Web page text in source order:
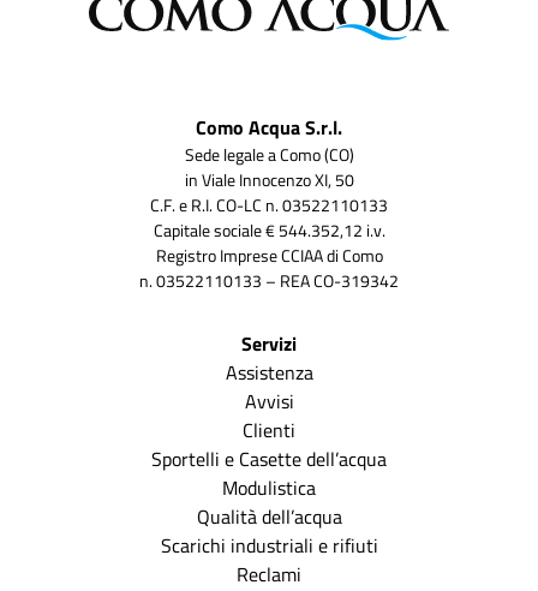
Como Acqua S.r.l.
Sede legale a Como (CO)
in Viale Innocenzo XI, 50
C.F. e R.I. CO-LC n. 03522110133
Capitale sociale € 544.352,12 i.v.
Registro Imprese CCIAA di Como
n. 03522110133 – REA CO-319342
Servizi
Assistenza
Avvisi
Clienti
Sportelli e Casette dell’acqua
Modulistica
Qualità dell’acqua
Scarichi industriali e rifiuti
Reclami